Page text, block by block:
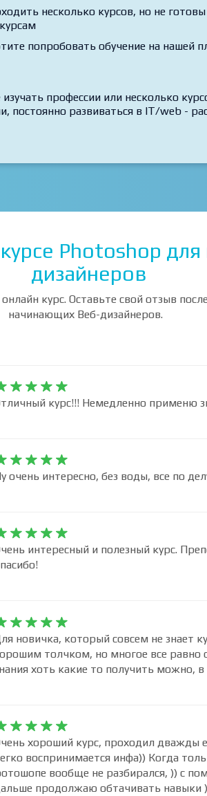
несколько курсов, но не
попробовать обучение на нашей
профессии или несколько
постоянно развиваться в IT/web -
Photoshop
дизайнеров
курс. Оставьте свой отзыв
начинающих Веб-дизайнеров.
   
   
курс!!! Немедленно применю
   
   
очень интересно, без воды, все по
   
   
интересный и полезный курс.
   
   
новичка, который совсем не знает
толчком, но многое все равно
хоть какие то получить можно,
   
   
хороший курс, проходил дважды
воспринимается инфа)) Когда
вообще не разбирался, )) с
продолжаю обтачивать навыки